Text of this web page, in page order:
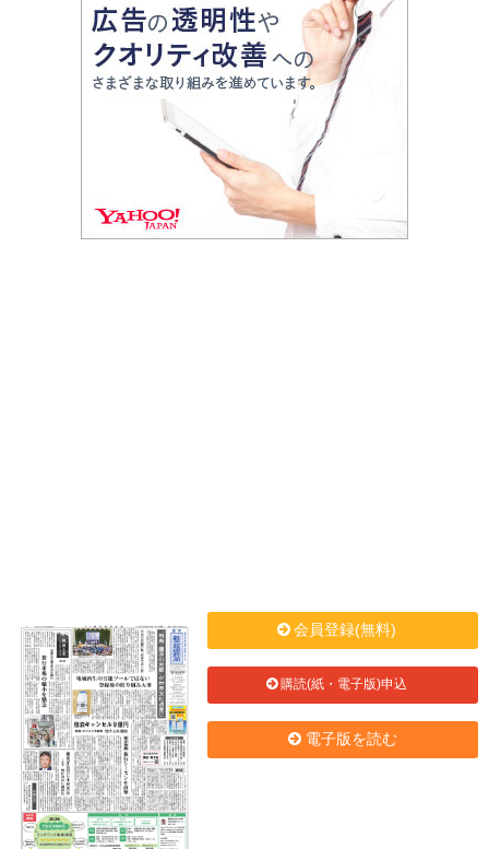
会員登録(無料)
購読(紙・電子版)申込
電子版を読む